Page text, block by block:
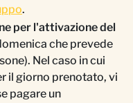
.
per l'attivazione del
che prevede
Nel caso in cui
il giorno prenotato, vi
pagare un